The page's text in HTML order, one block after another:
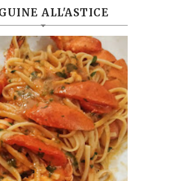
ALL'ASTICE